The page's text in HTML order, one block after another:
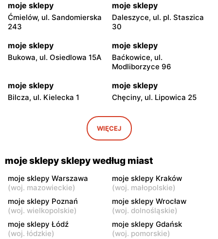
moje sklepy
Ćmielów, ul. Sandomierska
243
moje sklepy
Daleszyce, ul. pl. Staszica
30
moje sklepy
Bukowa, ul. Osiedlowa 15A
moje sklepy
Baćkowice, ul.
Modliborzyce 96
moje sklepy
Bilcza, ul. Kielecka 1
moje sklepy
Chęciny, ul. Lipowica 25
Iwaniska, ul. Ujazdowska 5
moje sklepy
Bogoria, ul. Rynek 30
Gorzyce, ul. Szkolna 44 Grębów, ul. Wydrza 180
moje sklepy
Jadachy, ul. Jadachy 111
moje sklepy
Jeżowe, ul. Zalesie 77
moje sklepy
Kazimierza Wielka, ul.
Kolejowa 15
moje sklepy
Kamień, ul. Błonie 23
WIĘCEJ
moje sklepy sklepy według miast
moje sklepy Warszawa
(woj. mazowieckie)
moje sklepy Kraków
(woj. małopolskie)
moje sklepy Poznań
(woj. wielkopolskie)
moje sklepy Wrocław
(woj. dolnośląskie)
moje sklepy Łódź
(woj. łódzkie)
moje sklepy Gdańsk
(woj. pomorskie)